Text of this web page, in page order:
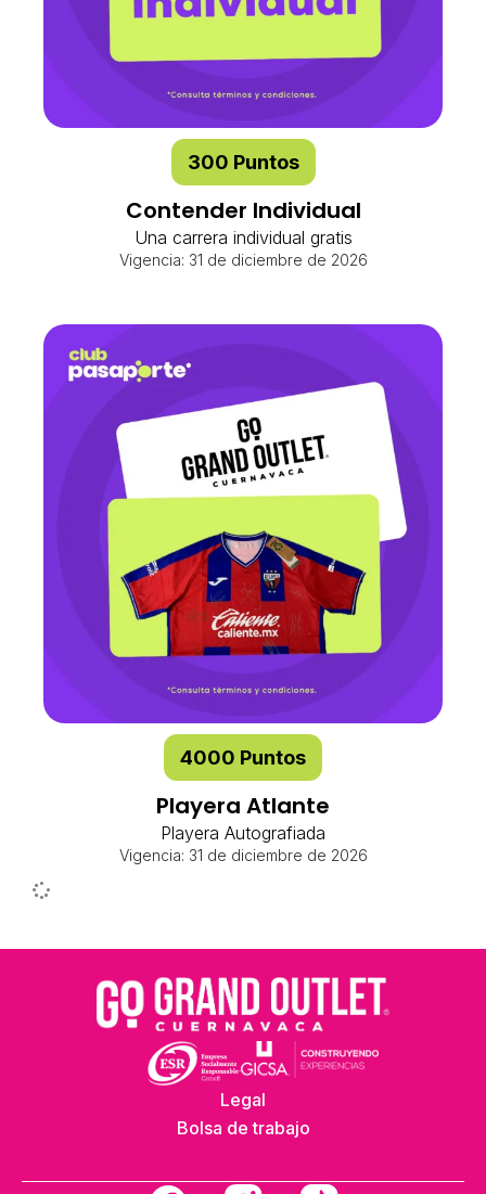
300 Puntos
Contender Individual
Una carrera individual gratis
Vigencia: 31 de diciembre de 2026
4000 Puntos
Playera Atlante
Playera Autografiada
Vigencia: 31 de diciembre de 2026
Legal
Bolsa de trabajo